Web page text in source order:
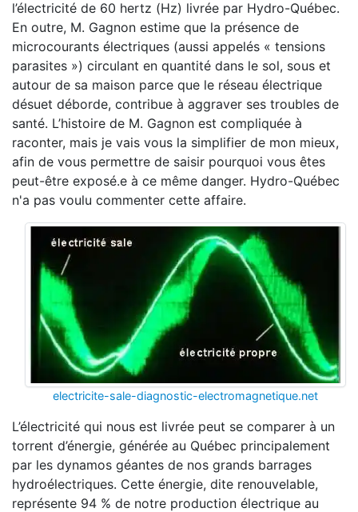
l’électricité de 60 hertz (Hz) livrée par Hydro-Québec.
En outre, M. Gagnon estime que la présence de
microcourants électriques (aussi appelés « tensions
parasites ») circulant en quantité dans le sol, sous et
autour de sa maison parce que le réseau électrique
désuet déborde, contribue à aggraver ses troubles de
santé. L’histoire de M. Gagnon est compliquée à
raconter, mais je vais vous la simplifier de mon mieux,
afin de vous permettre de saisir pourquoi vous êtes
peut-être exposé.e à ce même danger. Hydro-Québec
n'a pas voulu commenter cette affaire.
electricite-sale-diagnostic-electromagnetique.net
L’électricité qui nous est livrée peut se comparer à un
torrent d’énergie, générée au Québec principalement
par les dynamos géantes de nos grands barrages
hydroélectriques. Cette énergie, dite renouvelable,
représente 94 % de notre production électrique au